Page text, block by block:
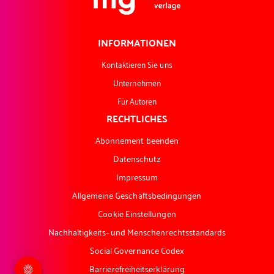
INFORMATIONEN
Kontaktieren Sie uns
Unternehmen
Für Autoren
RECHTLICHES
Abonnement beenden
Datenschutz
Impressum
Allgemeine Geschäftsbedingungen
Cookie Einstellungen
Nachhaltigkeits- und Menschenrechtsstandards
Social Governance Codex
Barrierefreiheitserklärung